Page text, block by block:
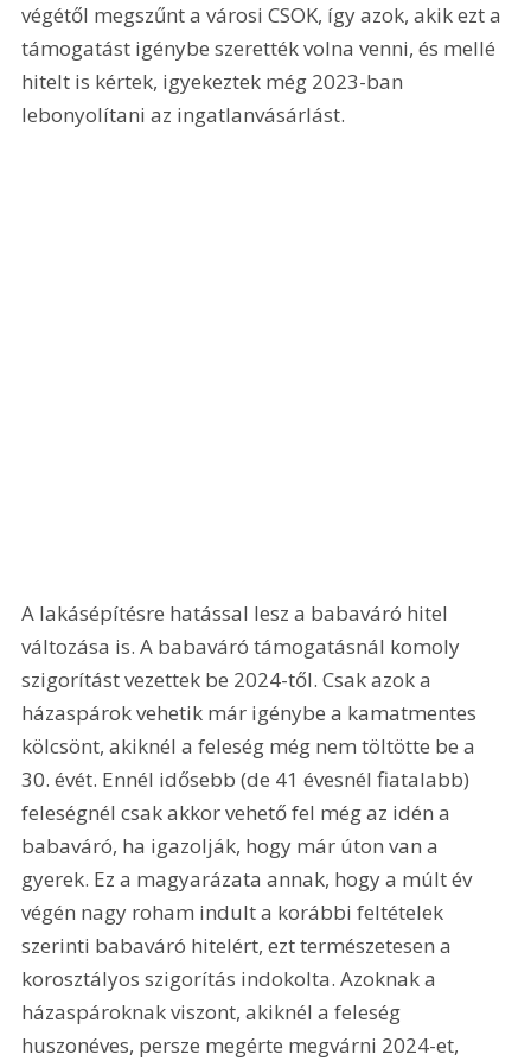
végétől megszűnt a városi CSOK, így azok, akik ezt a
támogatást igénybe szerették volna venni, és mellé
hitelt is kértek, igyekeztek még 2023-ban
lebonyolítani az ingatlanvásárlást.
A lakásépítésre hatással lesz a babaváró hitel
változása is. A babaváró támogatásnál komoly
szigorítást vezettek be 2024-től. Csak azok a
házaspárok vehetik már igénybe a kamatmentes
kölcsönt, akiknél a feleség még nem töltötte be a
30. évét. Ennél idősebb (de 41 évesnél fiatalabb)
feleségnél csak akkor vehető fel még az idén a
babaváró, ha igazolják, hogy már úton van a
gyerek. Ez a magyarázata annak, hogy a múlt év
végén nagy roham indult a korábbi feltételek
szerinti babaváró hitelért, ezt természetesen a
korosztályos szigorítás indokolta. Azoknak a
házaspároknak viszont, akiknél a feleség
huszonéves, persze megérte megvárni 2024-et,